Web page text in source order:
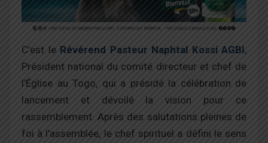
C’est le Révérend Pasteur Naphtal Kossi AGBI,
Président national du comité directeur et chef de
l’Église au Togo, qui a présidé la célébration de
lancement et dévoilé la vision pour ce
rassemblement. Après des salutations pleines de
foi à l’assemblée, le chef spirituel a défini le sens